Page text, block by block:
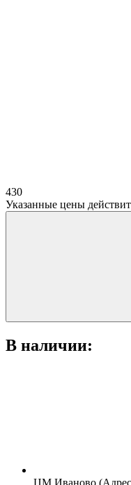
430
Указанные цены
В наличии:
ЦМ Иваново